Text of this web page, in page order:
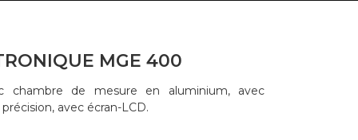
MGE 400
chambre de mesure en aluminium, avec
avec écran-LCD.